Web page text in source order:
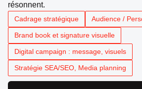
résonnent.
Cadrage stratégique Audience /
Brand book et signature visuelle
Digital campaign : message, visuels
Stratégie SEA/SEO, Media planning